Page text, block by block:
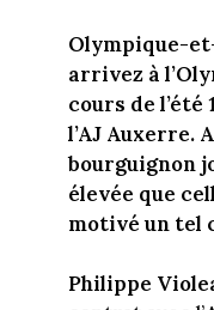
Olympique-
arrivez à
cours de l’été
l’AJ Auxerre.
bourguignon
élevée que
motivé un tel
Philippe